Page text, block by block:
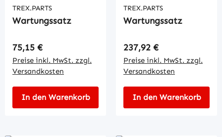
TREX.PARTS
Wartungssatz
Regulärer Preis:
75,15 €
Preise inkl. MwSt. zzgl.
Versandkosten
In den Warenkorb
TREX.PARTS
Wartungssatz
Regulärer Preis:
237,92 €
Preise inkl. MwSt. zzgl.
Versandkosten
In den Warenkorb